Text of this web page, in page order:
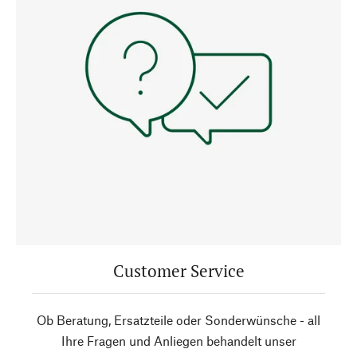
Customer Service
Ob Beratung, Ersatzteile oder Sonderwünsche - all
Ihre Fragen und Anliegen behandelt unser